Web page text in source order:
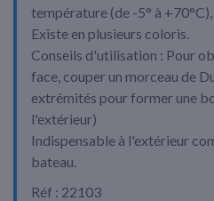
température (de -5° à
Existe en plusieurs coloris.
Conseils d'utilisation : Pour
face, couper un morceau de
extrémités pour former une
l'extérieur)
Indispensable à l'extérieur
bateau.
Réf : 22103